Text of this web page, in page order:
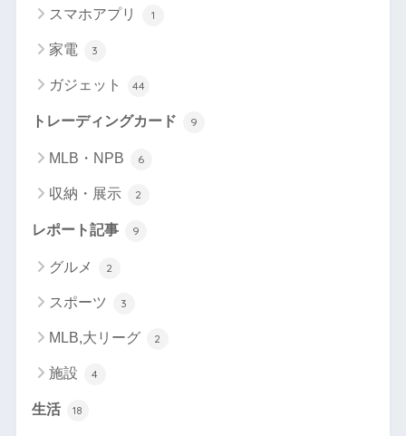
スマホアプリ 1
家電 3
ガジェット 44
トレーディングカード 9
MLB・NPB 6
収納・展示 2
レポート記事 9
グルメ 2
スポーツ 3
MLB,大リーグ 2
施設 4
生活 18